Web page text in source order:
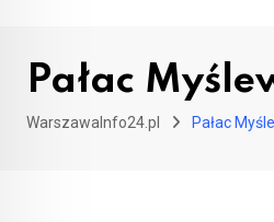
Pałac
WarszawaInfo24.pl Pałac